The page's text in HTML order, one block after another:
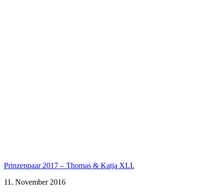
Prinzenpaar 2017 – Thomas & Katja XLI.
11. November 2016